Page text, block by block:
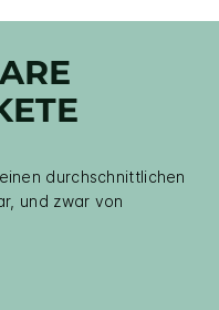
durchschnittlichen
und zwar von